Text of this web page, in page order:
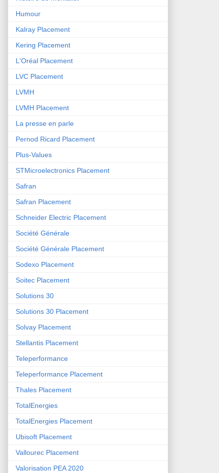
Humour
Kalray Placement
Kering Placement
L'Oréal Placement
LVC Placement
LVMH
LVMH Placement
La presse en parle
Pernod Ricard Placement
Plus-Values
STMicroelectronics Placement
Safran
Safran Placement
Schneider Electric Placement
Société Générale
Société Générale Placement
Sodexo Placement
Soitec Placement
Solutions 30
Solutions 30 Placement
Solvay Placement
Stellantis Placement
Teleperformance
Teleperformance Placement
Thales Placement
TotalEnergies
TotalEnergies Placement
Ubisoft Placement
Vallourec Placement
Valorisation PEA 2020